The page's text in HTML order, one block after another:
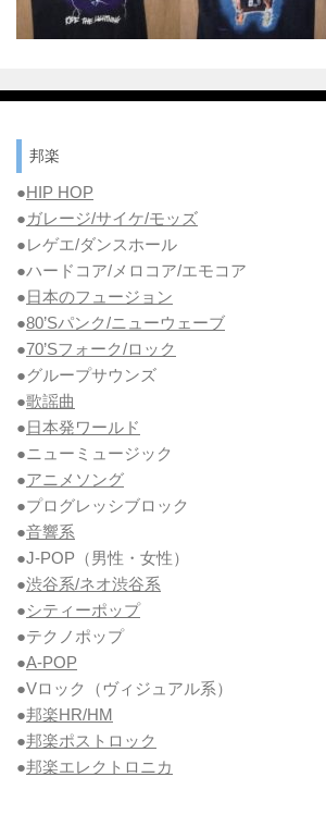
邦楽
●HIP HOP
●ガレージ/サイケ/モッズ
●レゲエ/ダンスホール
●ハードコア/メロコア/エモコア
●日本のフュージョン
●80’Sパンク/ニューウェーブ
●70’Sフォーク/ロック
●グループサウンズ
●歌謡曲
●日本発ワールド
●ニューミュージック
●アニメソング
●プログレッシブロック
●音響系
●J-POP（男性・女性）
●渋谷系/ネオ渋谷系
●シティーポップ
●テクノポップ
●A-POP
●Vロック
（ヴィジュアル系）
●邦楽HR/HM
●邦楽ポストロック
●邦楽エレクトロニカ